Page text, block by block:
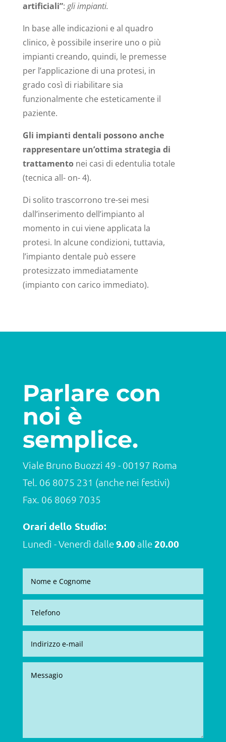
artificiali”: gli impianti.
In base alle indicazioni e al quadro
clinico, è possibile inserire uno o più
impianti creando, quindi, le premesse
per l’applicazione di una protesi, in
grado così di riabilitare sia
funzionalmente che esteticamente il
paziente.
Gli impianti dentali possono anche
rappresentare un’ottima strategia di
trattamentonei casi di edentulia totale
(tecnica all- on- 4).
Di solito trascorrono tre-sei mesi
dall’inserimento dell’impianto al
momento in cui viene applicata la
protesi. In alcune condizioni, tuttavia,
l’impianto dentale può essere
protesizzato immediatamente
(impianto con carico immediato).
Parlare con
noi è
semplice.
Viale Bruno Buozzi 49 - 00197 Roma
Tel. 06 8075 231 (anche nei festivi)
Fax. 06 8069 7035
Orari dello Studio:
Lunedì - Venerdì dalle9.00alle 20.00